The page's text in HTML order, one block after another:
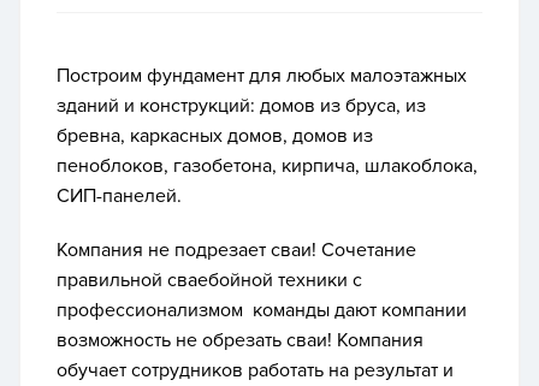
Построим фундамент для любых малоэтажных
зданий и конструкций: домов из бруса, из
бревна, каркасных домов, домов из
пеноблоков, газобетона, кирпича, шлакоблока,
СИП-панелей.
Компания не подрезает сваи! Сочетание
правильной сваебойной техники с
профессионализмом команды дают компании
возможность не обрезать сваи! Компания
обучает сотрудников работать на результат и